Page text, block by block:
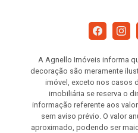
A Agnello Imóveis informa
decoração são meramente
imóvel, exceto nos casos
imobiliária se reserva o
informação referente aos
sem aviso prévio. O valor
aproximado, podendo ser